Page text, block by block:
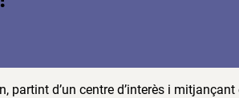
partint d’un centre d’interès i